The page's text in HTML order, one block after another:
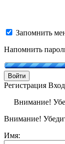
Запомнить
Напомнить
Войти
Регистрация Вход
Внимание!
Внимание!
Имя: